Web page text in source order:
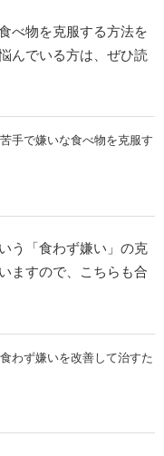
べ物を克服する方法を
んでいる方は、ぜひ読
手で嫌いな食べ物を克服す
う「食わず嫌い」の克
ますので、こちらも合
わず嫌いを改善して治すた